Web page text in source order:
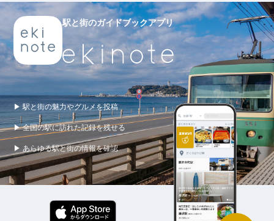
駅と街のガイドブックアプリ
▶ 駅と街の魅力やグルメを投稿
▶ 全国の駅に訪れた記録を残せる
▶ あらゆる駅と街の情報を確認